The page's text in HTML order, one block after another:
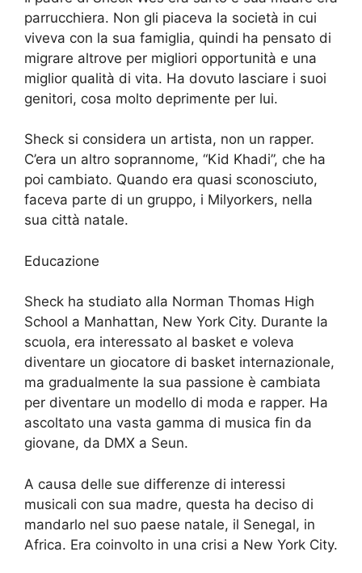
parrucchiera. Non gli piaceva la società in cui
viveva con la sua famiglia, quindi ha pensato di
migrare altrove per migliori opportunità e una
miglior qualità di vita. Ha dovuto lasciare i suoi
genitori, cosa molto deprimente per lui.
Sheck si considera un artista, non un rapper.
C’era un altro soprannome, “Kid Khadi”, che ha
poi cambiato. Quando era quasi sconosciuto,
faceva parte di un gruppo, i Milyorkers, nella
sua città natale.
Educazione
Sheck ha studiato alla Norman Thomas High
School a Manhattan, New York City. Durante la
scuola, era interessato al basket e voleva
diventare un giocatore di basket internazionale,
ma gradualmente la sua passione è cambiata
per diventare un modello di moda e rapper. Ha
ascoltato una vasta gamma di musica fin da
giovane, da DMX a Seun.
A causa delle sue differenze di interessi
musicali con sua madre, questa ha deciso di
mandarlo nel suo paese natale, il Senegal, in
Africa. Era coinvolto in una crisi a New York City.